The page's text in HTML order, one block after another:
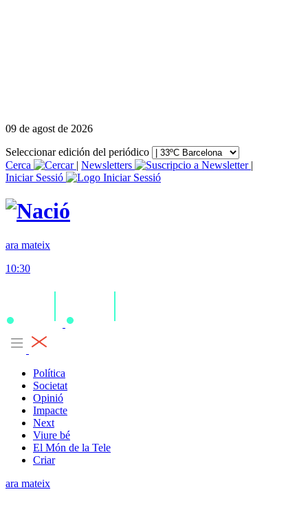
09 de agost de 2026
Seleccionar edición del periódico
Cerca
| Newsletters
|
Iniciar Sessió
ara mateix
10:30
Política
Societat
Opinió
Impacte
Next
Viure bé
El Món de la Tele
Criar
ara mateix